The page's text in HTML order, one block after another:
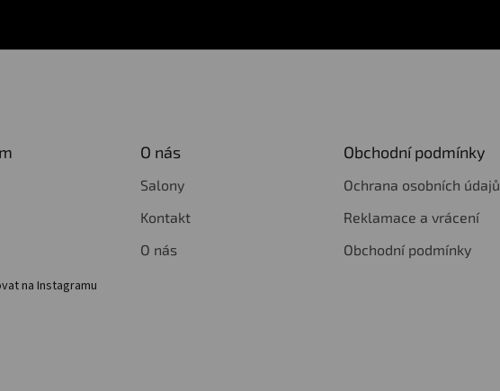
na Instagramu
O nás
Salony
Kontakt
O nás
Obchodní podmínky
Ochrana osobních údajů
Reklamace a vrácení
Obchodní podmínky